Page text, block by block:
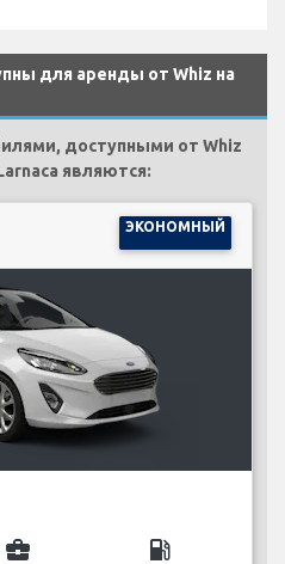
для аренды от Whiz на
доступными от Whiz
являются:
ЭКОНОМНЫЙ
business_center local_gas_station